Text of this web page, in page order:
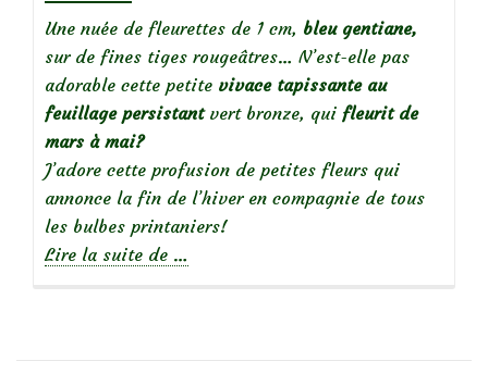
Une nuée de fleurettes de 1 cm, bleu gentiane,
sur de fines tiges rougeâtres… N’est-elle pas
adorable cette petite vivace tapissante au
feuillage persistantvert bronze, qui fleurit de
mars à mai?
J’adore cette profusion de petites fleurs qui
annonce la fin de l’hiver en compagnie de tous
les bulbes printaniers!
Lire la suite de à
:
…